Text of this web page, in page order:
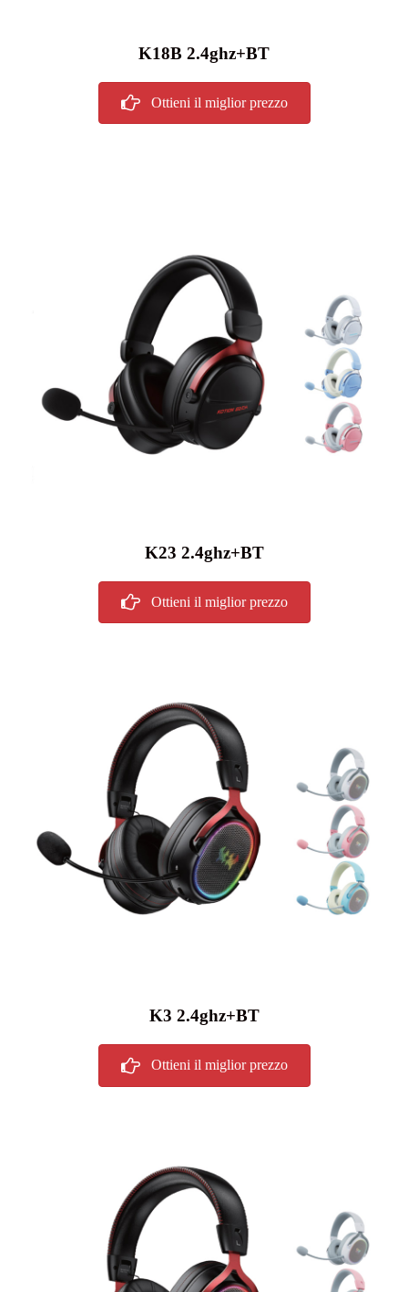
K18B 2.4ghz+BT
Ottieni il miglior prezzo
K23 2.4ghz+BT
Ottieni il miglior prezzo
K3 2.4ghz+BT
Ottieni il miglior prezzo